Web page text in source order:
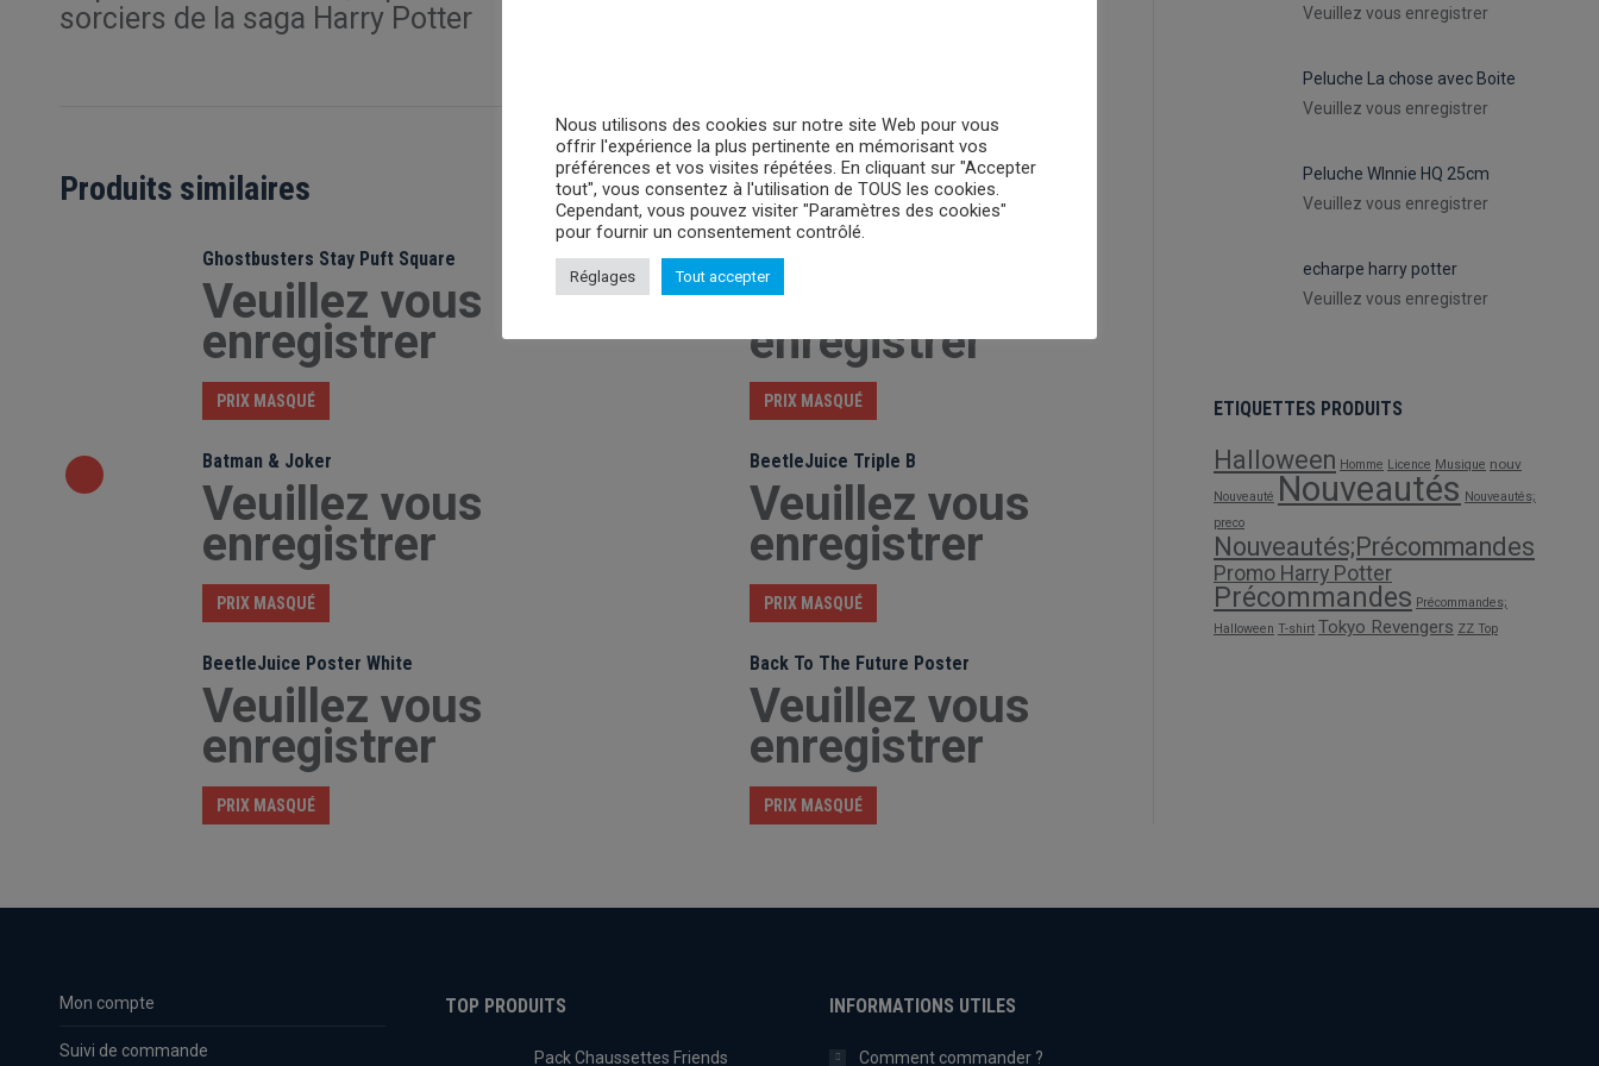
sorciers de la saga Harry Potter
Produits similaires
Ghostbusters Stay Puft Square
Veuillez vous
enregistrer
PRIX MASQUÉ
The Goonies Skull Map
Veuillez vous
enregistrer
PRIX MASQUÉ
Batman & Joker
Veuillez vous
enregistrer
PRIX MASQUÉ
BeetleJuice Triple B
Veuillez vous
enregistrer
PRIX MASQUÉ
BeetleJuice Poster White
Veuillez vous
enregistrer
PRIX MASQUÉ
Back To The Future Poster
Veuillez vous
enregistrer
PRIX MASQUÉ
Veuillez vous enregistrer
Peluche La chose avec Boite
Veuillez vous enregistrer
Peluche WInnie HQ 25cm
Veuillez vous enregistrer
echarpe harry potter
Veuillez vous enregistrer
ETIQUETTES PRODUITS
Halloween Homme Licence Musique nouv
Nouveauté Nouveautés Nouveautés;
preco
Nouveautés;Précommandes
Promo Harry Potter
Précommandes Précommandes;
Halloween T-shirt Tokyo Revengers ZZ Top
Mon compte
Suivi de commande
TOP PRODUITS
Pack Chaussettes Friends
INFORMATIONS UTILES
Comment commander ?
Nous utilisons des cookies sur notre site Web pour vous
offrir l'expérience la plus pertinente en mémorisant vos
préférences et vos visites répétées. En cliquant sur "Accepter
tout", vous consentez à l'utilisation de TOUS les cookies.
Cependant, vous pouvez visiter "Paramètres des cookies"
pour fournir un consentement contrôlé.
Réglages Tout accepter